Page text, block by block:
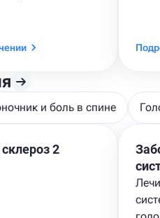
и боль в спине
2